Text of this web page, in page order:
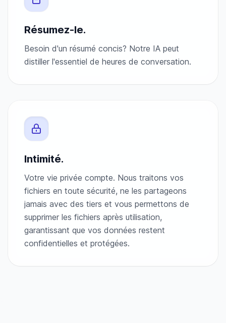
Résumez-le.
Besoin d'un résumé concis? Notre IA peut
distiller l'essentiel de heures de conversation.
Intimité.
Votre vie privée compte. Nous traitons vos
fichiers en toute sécurité, ne les partageons
jamais avec des tiers et vous permettons de
supprimer les fichiers après utilisation,
garantissant que vos données restent
confidentielles et protégées.